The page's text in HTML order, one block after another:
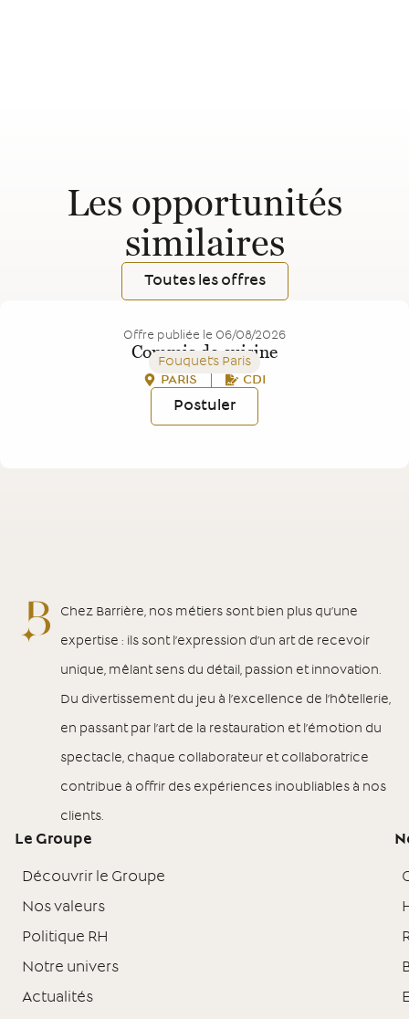
Les opportunités
similaires
Toutes les offres
Offre publiée le 06/08/2026
Commis de cuisine
Fouquet's Paris
PARIS
CDI
Postuler
Chez Barrière, nos métiers sont bien plus qu’une
expertise : ils sont l’expression d’un art de recevoir
unique, mêlant sens du détail, passion et innovation.
Du divertissement du jeu à l’excellence de l’hôtellerie,
en passant par l’art de la restauration et l’émotion du
spectacle, chaque collaborateur et collaboratrice
contribue à offrir des expériences inoubliables à nos
clients.
Le Groupe
Découvrir le Groupe
Nos valeurs
Politique RH
Notre univers
Actualités